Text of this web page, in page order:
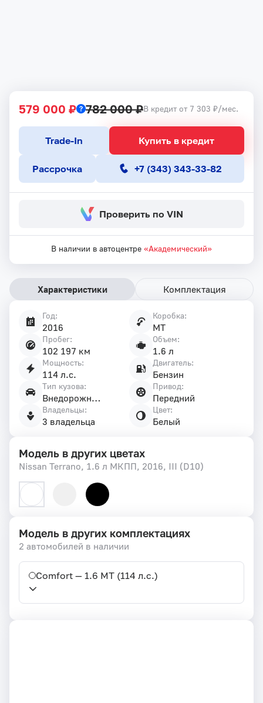
579 000 ₽ 782 000 ₽В кредит от 7 303 ₽/мес.
Купить в кредит
Trade-In
Рассрочка +7 (343) 343-33-82
Проверить по VIN
В наличии в автоцентре «Академический»
Характеристики Комплектация
Год:
2016
Коробка:
MT
Пробег:
102 197 км
Объем:
1.6 л
Мощность:
114 л.с.
Двигатель:
Бензин
Тип кузова:
Внедорожник 5 дв.
Привод:
Передний
Владельцы:
3 владельца
Цвет:
Белый
Модель в других цветах
Nissan Terrano, 1.6 л МКПП, 2016, III (D10)
Модель в других комплектациях
2 автомобилей в наличии
Comfort — 1.6 MT (114 л.с.)